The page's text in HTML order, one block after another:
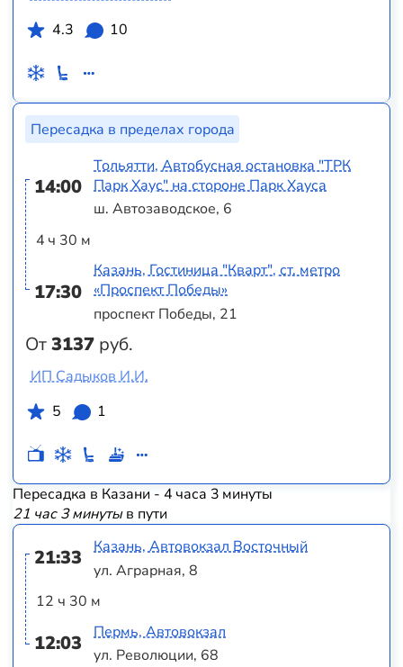
4.3
10
Пересадка в пределах города
14:00
4 ч 30 м
17:30
От3137 руб.
Тольятти, Автобусная остановка "ТРК
Парк Хаус" на стороне Парк Хауса
ш. Автозаводское, 6
Казань, Гостиница "Кварт", ст. метро
«Проспект Победы»
проспект Победы, 21
ИП Садыков И.И.
5
1
Пересадка в Казани - 4 часа 3 минуты
21 час 3 минутыв пути
21:33
12 ч 30 м
12:03
Казань, Автовокзал Восточный
ул. Аграрная, 8
Пермь, Автовокзал
ул. Революции, 68